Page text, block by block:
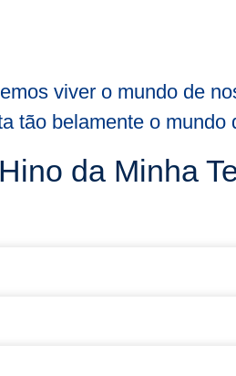
viver o mundo de
tão belamente o mundo
da Minha